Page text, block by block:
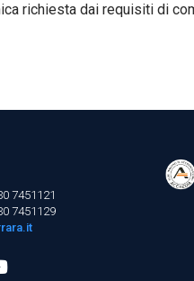
richiesta dai requisiti di
7451121
7451129